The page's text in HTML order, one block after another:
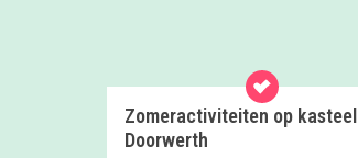
Zomeractiviteiten op kasteel
Doorwerth